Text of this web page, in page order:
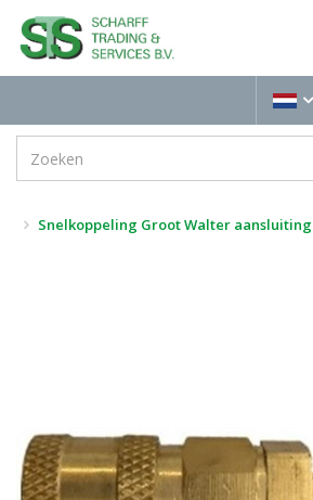
Snelkoppeling Groot Walter aansluiting